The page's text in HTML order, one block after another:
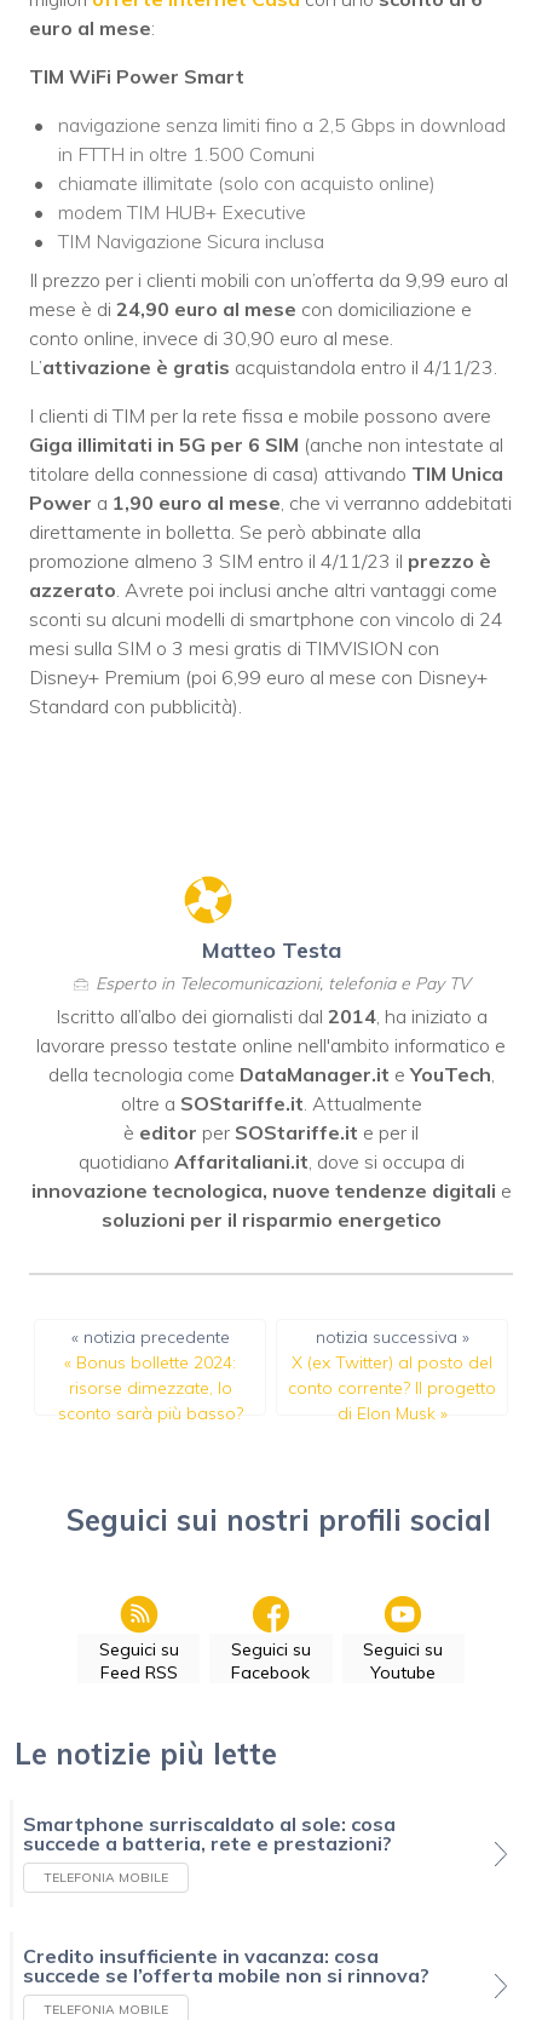
euro al mese:
TIM WiFi Power Smart
navigazione senza limiti fino a 2,5 Gbps in download
in FTTH in oltre 1.500 Comuni
chiamate illimitate (solo con acquisto online)
modem TIM HUB+ Executive
TIM Navigazione Sicura inclusa
Il prezzo per i clienti mobili con un’offerta da 9,99 euro al
mese è di 24,90 euro al mese con domiciliazione e
conto online, invece di 30,90 euro al mese.
L’attivazione è gratis acquistandola entro il 4/11/23.
I clienti di TIM per la rete fissa e mobile possono avere
Giga illimitati in 5G per 6 SIM (anche non intestate al
titolare della connessione di casa) attivando TIM Unica
Power a 1,90 euro al mese, che vi verranno addebitati
direttamente in bolletta. Se però abbinate alla
promozione almeno 3 SIM entro il 4/11/23 il prezzo è
azzerato. Avrete poi inclusi anche altri vantaggi come
sconti su alcuni modelli di smartphone con vincolo di 24
mesi sulla SIM o 3 mesi gratis di TIMVISION con
Disney+ Premium (poi 6,99 euro al mese con Disney+
Standard con pubblicità).
Matteo Testa
Esperto in Telecomunicazioni, telefonia e Pay TV
Iscritto all’albo dei giornalisti dal 2014, ha iniziato a
lavorare presso testate online nell'ambito informatico e
della tecnologia come DataManager.it eYouTech,
oltre a SOStariffe.it. Attualmente
è editor per SOStariffe.it e per il
quotidiano Affaritaliani.it, dove si occupa di
innovazione tecnologica, nuove tendenze digitali e
soluzioni per il risparmio energetico
« notizia precedente
« Bonus bollette 2024:
risorse dimezzate, lo
sconto sarà più basso?
notizia successiva »
X (ex Twitter) al posto del
conto corrente? Il progetto
di Elon Musk»
Seguici sui nostri profili social
Seguici su
Feed RSS
Seguici su
Facebook
Seguici su
Youtube
Le notizie più lette
Smartphone surriscaldato al sole: cosa
succede a batteria, rete e prestazioni?
TELEFONIA MOBILE
Credito insufficiente in vacanza: cosa
succede se l’offerta mobile non si rinnova?
TELEFONIA MOBILE